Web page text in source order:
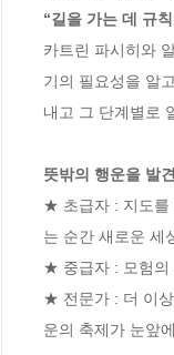
“길을 가는 데 규
카트린 파시히와
기의 필요성을 알
내고 그 단계별로
뜻밖의 행운을 발
★ 초급자 : 지도를
는 순간 새로운 세
★ 중급자 : 모험의
★ 전문가 : 더 이
운의 축제가 눈앞